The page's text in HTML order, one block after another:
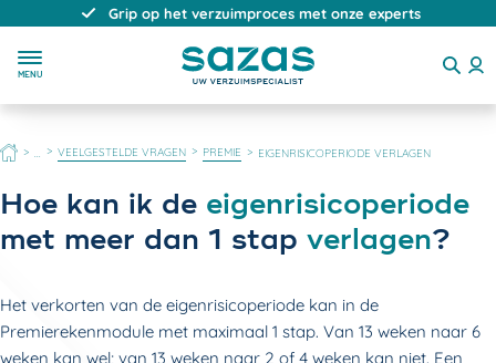
Grip op het verzuimproces met onze experts
MENU
HOME VEELGESTELDE VRAGEN PREMIE EIGENRISICOPERIODE VERLAGEN
Hoe kan ik de eigenrisicoperiode
met meer dan 1 stap verlagen?
Het verkorten van de eigenrisicoperiode kan in de
Premierekenmodule met maximaal 1 stap. Van 13 weken naar 6
weken kan wel; van 13 weken naar 2 of 4 weken kan niet. Een